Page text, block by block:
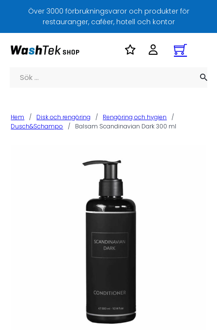
Över 3000 förbrukningsvaror och produkter för
restauranger, caféer, hotell och kontor
Sök
Hem / Disk och rengöring / Rengöring och hygien
/
Dusch&Schampo
/ Balsam Scandinavian Dark 300 ml